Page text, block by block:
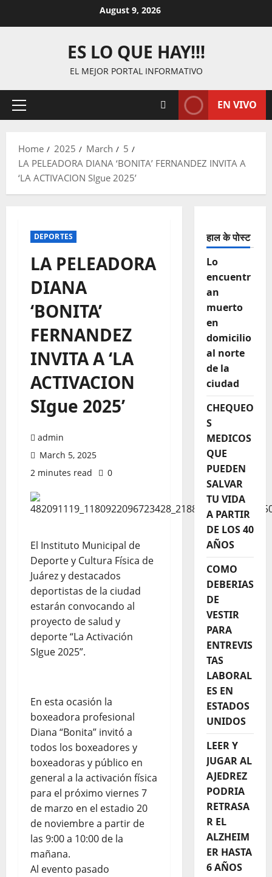
August 9, 2026
ES LO QUE HAY!!!
EL MEJOR PORTAL INFORMATIVO
Primary
EN VIVO
Home 2025 March
5
LA PELEADORA DIANA ‘BONITA’ FERNANDEZ INVITA A
‘LA ACTIVACION SIgue 2025’
DEPORTES
LA PELEADORA
DIANA
‘BONITA’
FERNANDEZ
INVITA A ‘LA
ACTIVACION
SIgue 2025’
admin
March 5, 2025
2 minutes read
0
El Instituto Municipal de
Deporte y Cultura Física de
Juárez y destacados
deportistas de la ciudad
estarán convocando al
proyecto de salud y
deporte “La Activación
SIgue 2025”.
En esta ocasión la
boxeadora profesional
Diana “Bonita” invitó a
todos los boxeadores y
boxeadoras y público en
general a la activación física
para el próximo viernes 7
de marzo en el estadio 20
de noviembre a partir de
las 9:00 a 10:00 de la
mañana.
Al evento pasado
हाल के पोस्ट
Lo
encuentr
an
muerto
en
domicilio
al norte
de la
ciudad
CHEQUEO
S
MEDICOS
QUE
PUEDEN
SALVAR
TU VIDA
A PARTIR
DE LOS 40
AÑOS
COMO
DEBERIAS
DE
VESTIR
PARA
ENTREVIS
TAS
LABORAL
ES EN
ESTADOS
UNIDOS
LEER Y
JUGAR AL
AJEDREZ
PODRIA
RETRASA
R EL
ALZHEIM
ER HASTA
6 AÑOS